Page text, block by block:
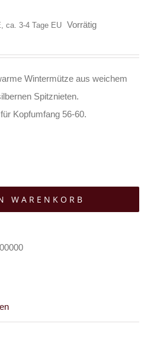
ca. 3-4 Tage EU
Vorrätig
Wintermütze aus weichem
Spitznieten.
Kopfumfang 56-60.
WARENKORB